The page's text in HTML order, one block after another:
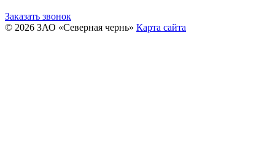
Заказать звонок
© 2026 ЗАО «Северная чернь» Карта сайта